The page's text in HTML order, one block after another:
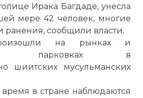
Ирака Багдаде, унесла
мере 42 человек, многие
ранения, сообщили власти.
на рынках и
парковках в
шиитских мусульманских
в стране наблюдаются